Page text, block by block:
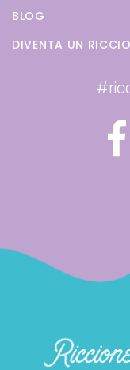
BLOG
DIVENTA UN